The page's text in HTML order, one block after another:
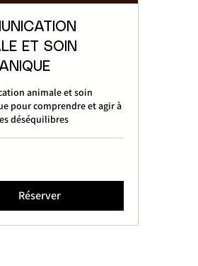
ET SOIN
animale et soin
pour comprendre et agir à
déséquilibres
Réserver